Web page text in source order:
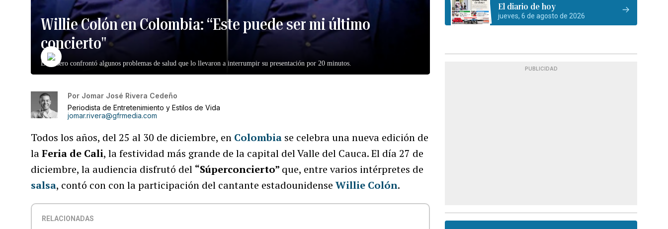
Willie Colón en Colombia: “Este puede ser mi último
concierto"
El salsero confrontó algunos problemas de salud que lo llevaron a interrumpir su presentación por 20 minutos.
Por Jomar José Rivera Cedeño
Periodista de Entretenimiento y Estilos de Vida
jomar.rivera@gfrmedia.com
Todos los años, del 25 al 30 de diciembre, en Colombia se celebra una nueva edición de
laFeria de Cali, la festividad más grande de la capital del Valle del Cauca. El día 27 de
diciembre, la audiencia disfrutó del “Súperconcierto” que, entre varios intérpretes de
salsa, contó con con la participación del cantante estadounidense Willie Colón.
RELACIONADAS
El diario de hoy
jueves, 6 de agosto de 2026
PUBLICIDAD